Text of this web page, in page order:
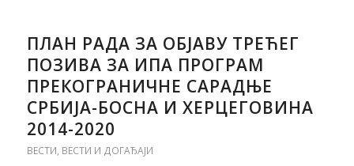
ПЛАН РАДА ЗА ОБЈАВУ ТРЕЋЕГ
ПОЗИВА ЗА ИПА ПРОГРАМ
ПРЕКОГРАНИЧНЕ САРАДЊЕ
СРБИЈА-БОСНА И ХЕРЦЕГОВИНА
2014-2020
ВЕСТИ, ВЕСТИ И ДОГАЂАЈИ